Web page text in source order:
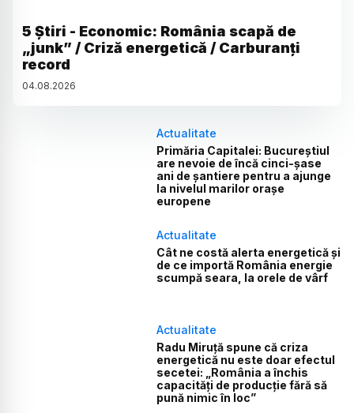
5 Știri - Economic: România scapă de
„junk” / Criză energetică / Carburanți
record
04.08.2026
Actualitate
Primăria Capitalei: Bucureștiul
are nevoie de încă cinci-șase
ani de șantiere pentru a ajunge
la nivelul marilor orașe
europene
Actualitate
Cât ne costă alerta energetică și
de ce importă România energie
scumpă seara, la orele de vârf
Actualitate
Radu Miruță spune că criza
energetică nu este doar efectul
secetei: „România a închis
capacități de producție fără să
pună nimic în loc”